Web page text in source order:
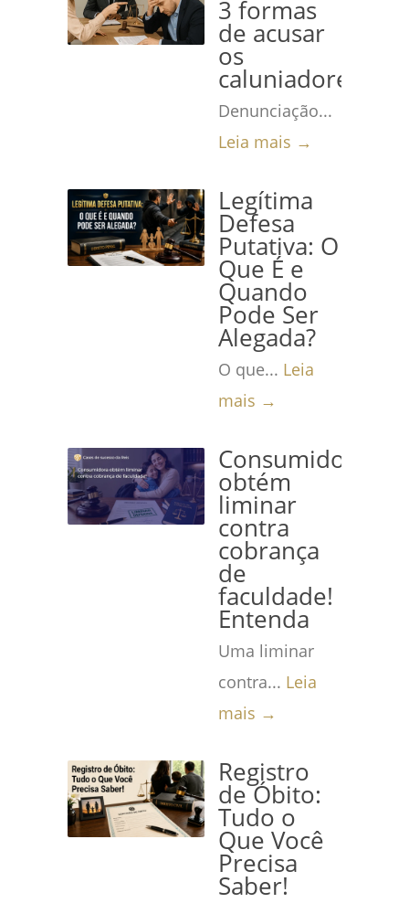
3 formas
de acusar
os
caluniadores
Denunciação...
Leia mais →
Legítima
Defesa
Putativa: O
Que É e
Quando
Pode Ser
Alegada?
O que... Leia
mais →
Consumidora
obtém
liminar
contra
cobrança
de
faculdade!
Entenda
Uma liminar
contra... Leia
mais →
Registro
de Óbito:
Tudo o
Que Você
Precisa
Saber!